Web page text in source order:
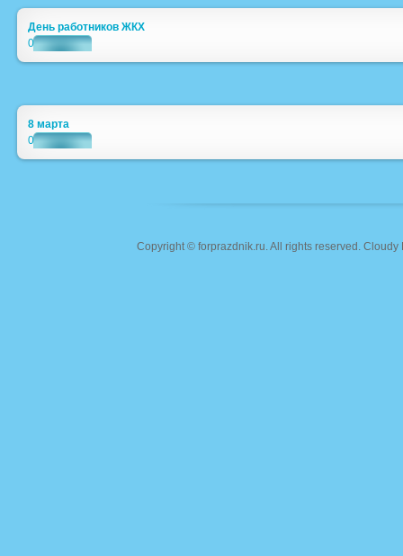
День работников ЖКХ
0
8 марта
0
Copyright © forprazdnik.ru. All rights reserved.